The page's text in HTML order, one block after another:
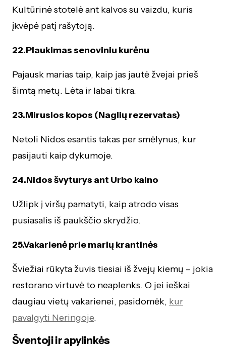
Kultūrinė stotelė ant kalvos su vaizdu, kuris
įkvėpė patį rašytoją.
22.Plaukimas senoviniu kurėnu
Pajausk marias taip, kaip jas jautė žvejai prieš
šimtą metų. Lėta ir labai tikra.
23.Mirusios kopos (Naglių rezervatas)
Netoli Nidos esantis takas per smėlynus, kur
pasijauti kaip dykumoje.
24.Nidos švyturys ant Urbo kalno
Užlipk į viršų pamatyti, kaip atrodo visas
pusiasalis iš paukščio skrydžio.
25.Vakarienė prie marių krantinės
Šviežiai rūkyta žuvis tiesiai iš žvejų kiemų – jokia
restorano virtuvė to neaplenks. O jei ieškai
daugiau vietų vakarienei, pasidomėk, kur
pavalgyti Neringoje.
Šventoji ir apylinkės